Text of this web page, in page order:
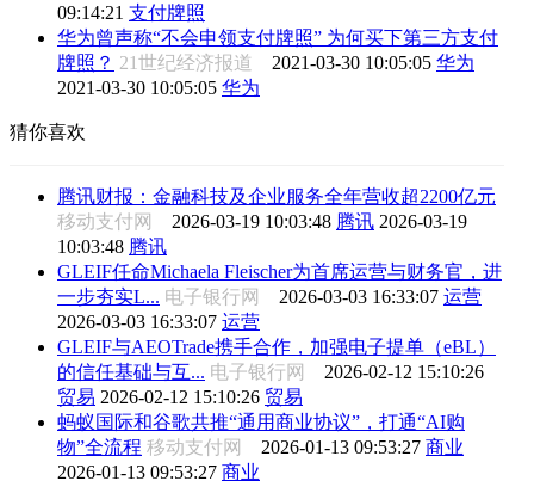
09:14:21 支付牌照
华为曾声称“不会申领支付牌照” 为何买下第三方支付
牌照？ 21世纪经济报道 2021-03-30 10:05:05 华为
2021-03-30 10:05:05 华为
猜你喜欢
腾讯财报：金融科技及企业服务全年营收超2200亿元
移动支付网 2026-03-19 10:03:48 腾讯 2026-03-19
10:03:48 腾讯
GLEIF任命Michaela Fleischer为首席运营与财务官，进
一步夯实L... 电子银行网 2026-03-03 16:33:07 运营
2026-03-03 16:33:07 运营
GLEIF与AEOTrade携手合作，加强电子提单（eBL）
的信任基础与互... 电子银行网 2026-02-12 15:10:26
贸易 2026-02-12 15:10:26 贸易
蚂蚁国际和谷歌共推“通用商业协议”，打通“AI购
物”全流程 移动支付网 2026-01-13 09:53:27 商业
2026-01-13 09:53:27 商业